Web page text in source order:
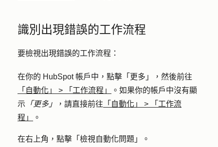
識別出現錯誤的工作流程
要檢視出現錯誤的工作流程：
在你的 HubSpot 帳戶中，點擊 「更多」
，然後前往
「自動化」
> 「工作流程」
。如果你的帳戶中沒有顯
示 「更多」 ，請直接前往 「自動化」 >
「工作流
程」
。
在右上角，點擊「 檢視自動化問題 」。